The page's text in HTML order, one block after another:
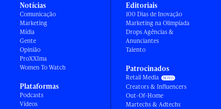
Notícias
Comunicação
Marketing
Mídia
Gente
Opinião
ProXXIma
Women To Watch
Plataformas
Podcasts
Vídeos
Editoriais
100 Dias de Inovação
Marketing na Olimpíada
Drops Agências &
Anunciantes
Talento
Patrocinados
Retail Media
Creators & Influencers
Out-Of-Home
Martechs & Adtechs